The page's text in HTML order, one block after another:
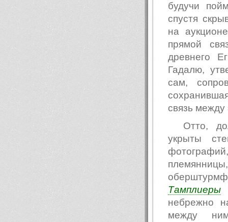
будучи
спустя
на
прямой
древнего
Гадалю,
сам,
связь
Отто,
укрыты
Тамплиеры
небрежно
между